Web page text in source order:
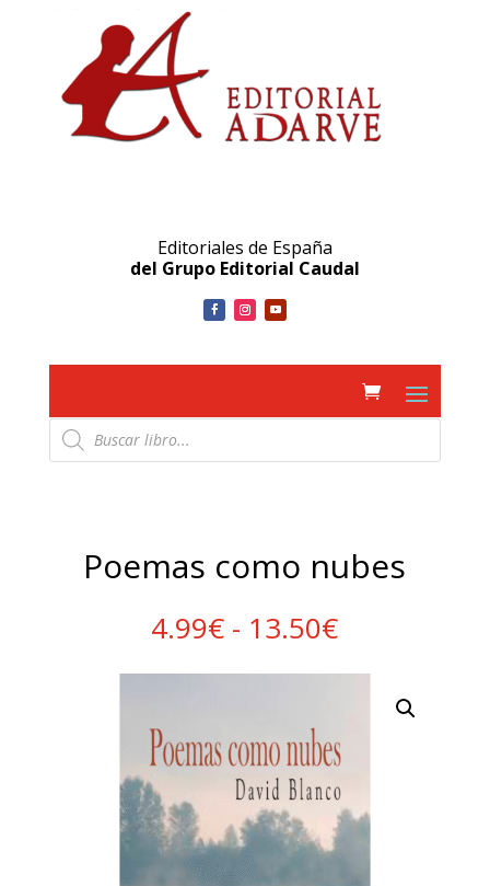
Editoriales de España
del Grupo Editorial Caudal
Búsqueda
de
productos
Poemas como nubes
4.99€ - 13.50€Rango
de
precios:
desde
4.99€
hasta
13.50€